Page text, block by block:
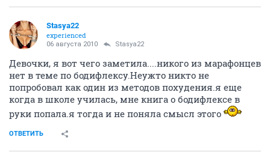
Stasya22
experienced
06 августа 2010 Stasya22
Девочки, я вот чего заметила....никого из марафонцев
нет в теме по бодифлексу.Неужто никто не
попробовал как один из методов похудения.я еще
когда в школе училась, мне книга о бодифлексе в
руки попала.я тогда и не поняла смысл этого
ОТВЕТИТЬ